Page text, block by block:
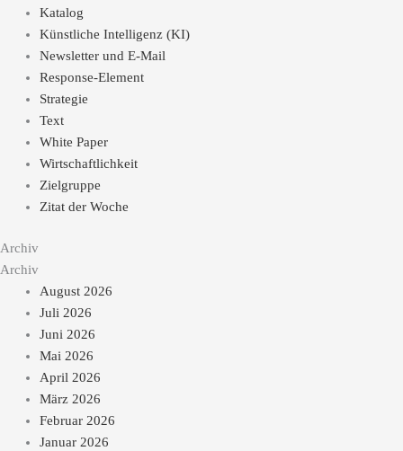
Katalog
Künstliche Intelligenz (KI)
Newsletter und E-Mail
Response-Element
Strategie
Text
White Paper
Wirtschaftlichkeit
Zielgruppe
Zitat der Woche
Archiv
Archiv
August 2026
Juli 2026
Juni 2026
Mai 2026
April 2026
März 2026
Februar 2026
Januar 2026